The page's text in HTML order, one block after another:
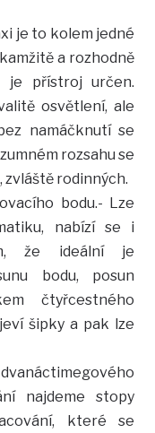
je to kolem jedné
a rozhodně
je přístroj určen.
osvětlení, ale
namáčknutí se
rozsahu se
zvláště rodinných.
bodu.- Lze
nabízí se i
že ideální je
bodu, posun
čtyřcestného
šipky a pak lze
najdeme stopy
které se